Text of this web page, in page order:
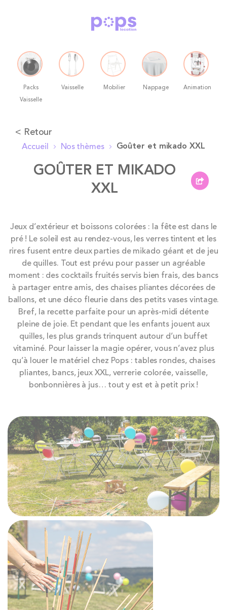
Packs
Vaisselle
Vaisselle Mobilier Nappage Animation
Allez
contenu
< Retour
Accueil Nos thèmes Goûter et mikado XXL
GOÛTER ET MIKADO
XXL
Skip
to
the
of
the
images
gallery
Jeux d’extérieur et boissons colorées : la fête est dans le
pré ! Le soleil est au rendez-vous, les verres tintent et les
rires fusent entre deux parties de mikado géant et de jeu
de quilles. Tout est prévu pour passer un agréable
moment : des cocktails fruités servis bien frais, des bancs
à partager entre amis, des chaises pliantes décorées de
ballons, et une déco fleurie dans des petits vases vintage.
Bref, la recette parfaite pour un après-midi détente
pleine de joie. Et pendant que les enfants jouent aux
quilles, les plus grands trinquent autour d’un buffet
vitaminé. Pour laisser la magie opérer, vous n’avez plus
qu’à louer le matériel chez Pops : tables rondes, chaises
pliantes, bancs, jeux XXL, verrerie colorée, vaisselle,
bonbonnières à jus… tout y est et à petit prix !